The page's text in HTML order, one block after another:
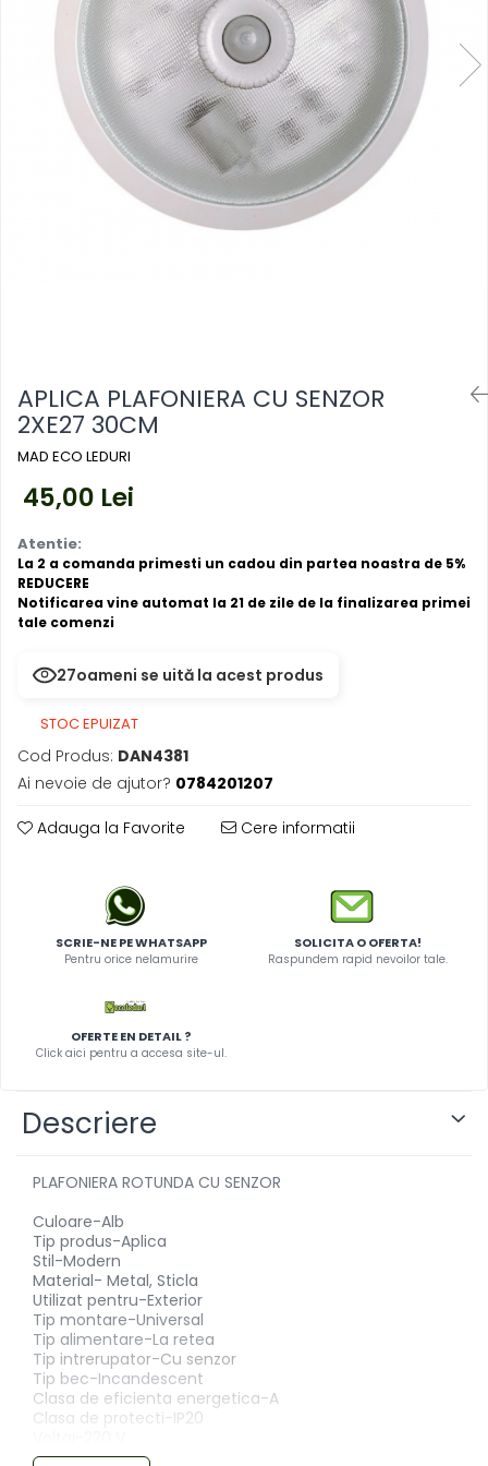
exterior
Lampi emergente
Lustre
Spoturi led pe sina
Multimetru Digital
Prelungitoare/Derulatoare
Prize
Starter/Droser
Triplu Stecher
Întrerupătoare/Comutatoare
APLICA PLAFONIERA CU SENZOR
2XE27 30CM
MAD ECO LEDURI
45,00 Lei
Atentie:
La 2 a comanda primesti un cadou din partea noastra de 5%
REDUCERE
Notificarea vine automat la 21 de zile de la finalizarea primei
tale comenzi
27oameni se uită la acest produs
STOC EPUIZAT
Cod Produs: DAN4381
Ai nevoie de ajutor? 0784201207
Adauga la Favorite Cere informatii
SCRIE-NE PE WHATSAPP
Pentru orice nelamurire
SOLICITA O OFERTA!
Raspundem rapid nevoilor tale.
OFERTE EN DETAIL ?
Click aici pentru a accesa site-ul.
Descriere
PLAFONIERA ROTUNDA CU SENZOR
Culoare-Alb
Tip produs-Aplica
Stil-Modern
Material- Metal, Sticla
Utilizat pentru-Exterior
Tip montare-Universal
Tip alimentare-La retea
Tip intrerupator-Cu senzor
Tip bec-Incandescent
Clasa de eficienta energetica-A
Clasa de protecti-IP20
Tip soclu-E27